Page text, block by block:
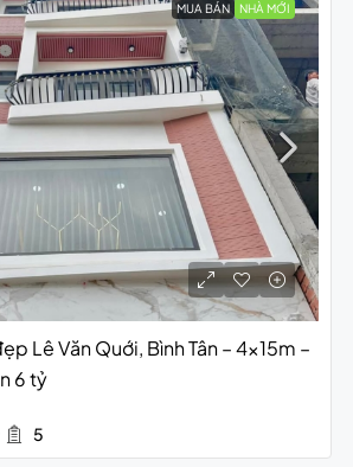
MUA BÁN NHÀ MỚI
Lê Văn Quới, Bình Tân – 4x15m –
6 tỷ
5